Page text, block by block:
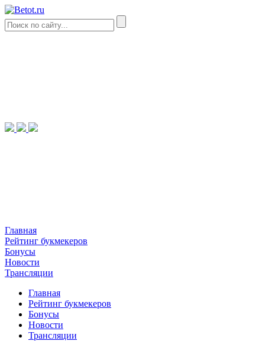
Главная
Рейтинг букмекеров
Бонусы
Новости
Трансляции
Главная
Рейтинг букмекеров
Бонусы
Новости
Трансляции